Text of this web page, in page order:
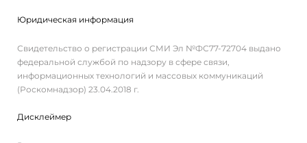
Юридическая информация
Свидетельство о регистрации СМИ Эл №ФС77-72704 выдано
федеральной службой по надзору в сфере связи,
информационных технологий и массовых коммуникаций
(Роскомнадзор) 23.04.2018 г.
Дисклеймер